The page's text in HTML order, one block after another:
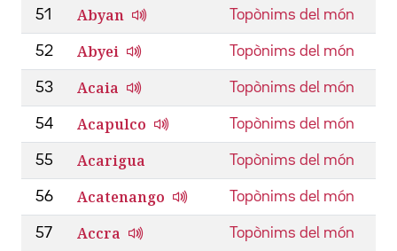
51 Abyan Topònims del món
52 Abyei Topònims del món
53 Acaia Topònims del món
54 Acapulco Topònims del món
55 Acarigua Topònims del món
56 Acatenango Topònims del món
57 Accra Topònims del món